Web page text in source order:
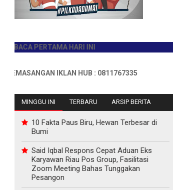
PERTAMA HARI INI
IKLAN HUB : 0811767335
MINGGU INI TERBARU ARSIP BERITA
10 Fakta Paus Biru, Hewan Terbesar di
Bumi
Said Iqbal Respons Cepat Aduan Eks
Karyawan Riau Pos Group, Fasilitasi
Zoom Meeting Bahas Tunggakan
Pesangon